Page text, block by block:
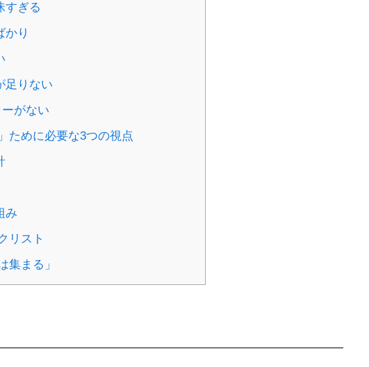
すぎる
り
足りない
がない
ために必要な3つの視点
み
リスト
集まる」